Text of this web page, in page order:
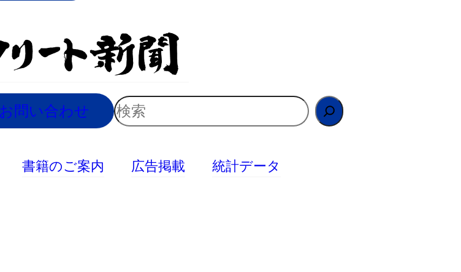
お問い合わせ
検
索
書籍のご案内 広告掲載 統計データ